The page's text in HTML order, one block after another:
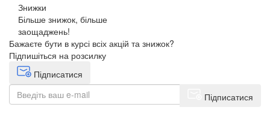
Знижки
Більше знижок, більше
заощаджень!
Бажаєте бути в курсі всіх акцій та знижок?
Підпишіться на розсилку
Підписатися
Підписатися